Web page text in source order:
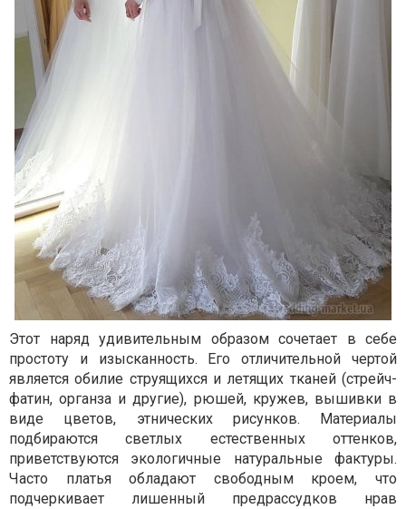
Этот наряд удивительным образом сочетает в себе
простоту и изысканность. Его отличительной чертой
является обилие струящихся и летящих тканей (стрейч-
фатин, органза и другие), рюшей, кружев, вышивки в
виде цветов, этнических рисунков. Материалы
подбираются светлых естественных оттенков,
приветствуются экологичные натуральные фактуры.
Часто платья обладают свободным кроем, что
подчеркивает лишенный предрассудков нрав